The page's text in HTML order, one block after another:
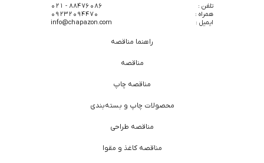
تلفن :
88476086 - 021
همراه :
09232094470
ایمیل :
info@chapazon.com
راهنما مناقصه
مناقصه
مناقصه چاپ
محصولات چاپ و بسته‌بندی
مناقصه طراحی
مناقصه کاغذ و مقوا